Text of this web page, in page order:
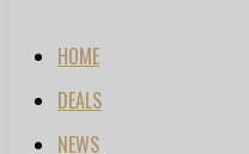
HOME
DEALS
NEWS